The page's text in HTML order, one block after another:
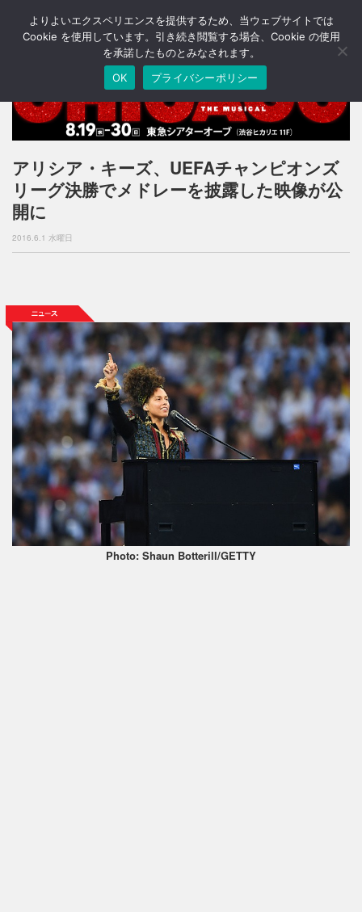
T
o
n
v
g
a
n
アリシア・キーズ、UEFAチャンピオンズ
リーグ決勝でメドレーを披露した映像が公
開に
2016.6.1 水曜日
Photo: Shaun Botterill/GETTY
よりよいエクスペリエンスを提供するため、当ウェブサイトでは
Cookie を使用しています。引き続き閲覧する場合、Cookie の使用
を承諾したものとみなされます。
OK
プライバシーポリシー